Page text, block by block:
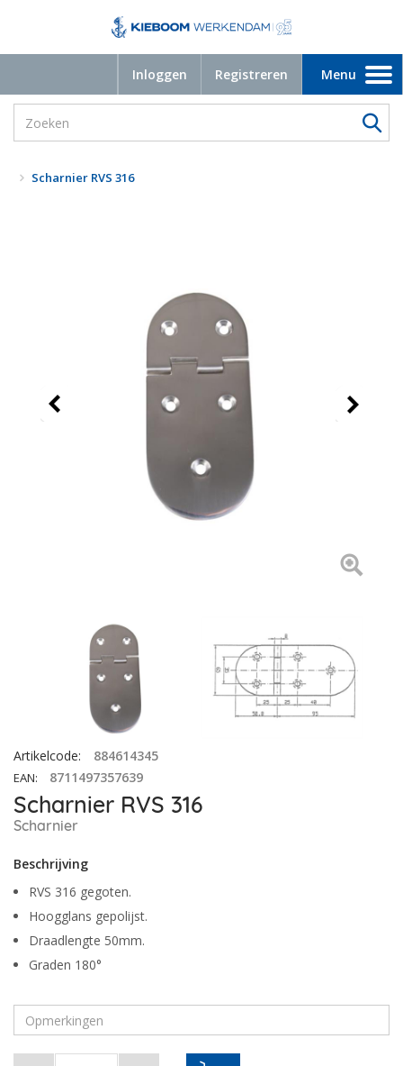
Inloggen Registreren
Toggle
navigation
Menu
Scharnier RVS 316
Artikelcode: 884614345
EAN: 8711497357639
Scharnier RVS 316
Scharnier
Beschrijving
RVS 316 gegoten.
Hoogglans gepolijst.
Draadlengte 50mm.
Graden 180°